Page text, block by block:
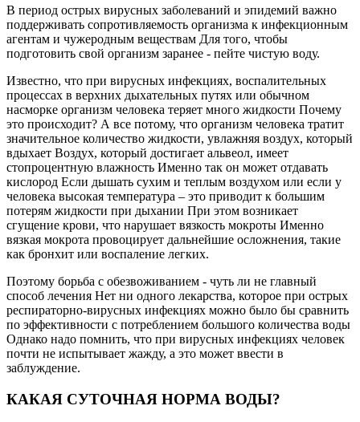
В период острых вирусных заболеваний и эпидемий важно
поддерживать сопротивляемость организма к инфекционным
агентам и чужеродным веществам Для того, чтобы
подготовить свой организм заранее - пейте чистую воду.
Известно, что при вирусных инфекциях, воспалительных
процессах в верхних дыхательных путях или обычном
насморке организм человека теряет много жидкости Почему
это происходит? А все потому, что организм человека тратит
значительное количество жидкости, увлажняя воздух, который
вдыхает Воздух, который достигает альвеол, имеет
стопроцентную влажность Именно так он может отдавать
кислород Если дышать сухим и теплым воздухом или если у
человека высокая температура – это приводит к большим
потерям жидкости при дыхании При этом возникает
сгущение крови, что нарушает вязкость мокроты Именно
вязкая мокрота провоцирует дальнейшие осложнения, такие
как бронхит или воспаление легких.
Поэтому борьба с обезвоживанием - чуть ли не главный
способ лечения Нет ни одного лекарства, которое при острых
респираторно-вирусных инфекциях можно было бы сравнить
по эффективности с потреблением большого количества воды
Однако надо помнить, что при вирусных инфекциях человек
почти не испытывает жажду, а это может ввести в
заблуждение.
КАКАЯ СУТОЧНАЯ НОРМА ВОДЫ?